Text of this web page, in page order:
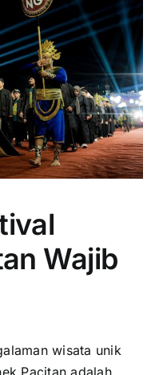
Wajib
wisata unik
Pacitan adalah